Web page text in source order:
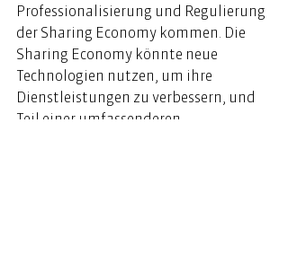
Professionalisierung und Regulierung
der Sharing Economy kommen. Die
Sharing Economy könnte neue
Technologien nutzen, um ihre
Dienstleistungen zu verbessern, und
Teil einer umfassenderen